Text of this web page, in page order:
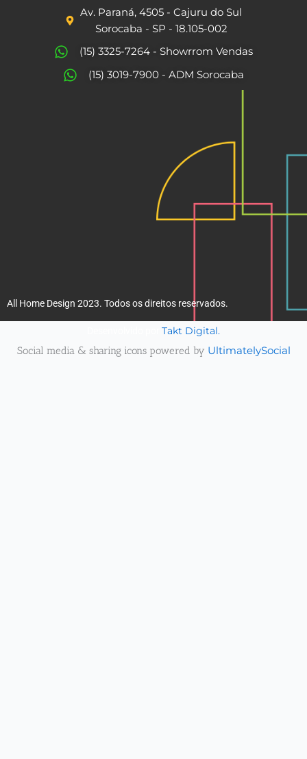
e
b
o
o
t
a
g
r
Av. Paraná, 4505 - Cajuru do Sul
Sorocaba - SP - 18.105-002
(15) 3325-7264 - Showrrom Vendas
(15) 3019-7900 - ADM Sorocaba
All Home Design 2023. Todos os direitos reservados.
Takt Digital.
Social media & sharing icons powered by UltimatelySocial